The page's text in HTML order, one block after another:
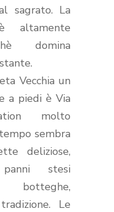
sagrato. La
altamente
domina
Vecchia un
a piedi è Via
molto
sembra
deliziose,
stesi
botteghe,
Le